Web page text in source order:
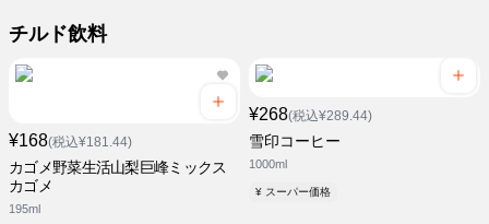
チルド飲料
¥168(税込¥181.44)
カゴメ野菜生活山梨巨峰ミックス
カゴメ
195ml
¥268(税込¥289.44)
雪印コーヒー
1000ml
¥ スーパー価格